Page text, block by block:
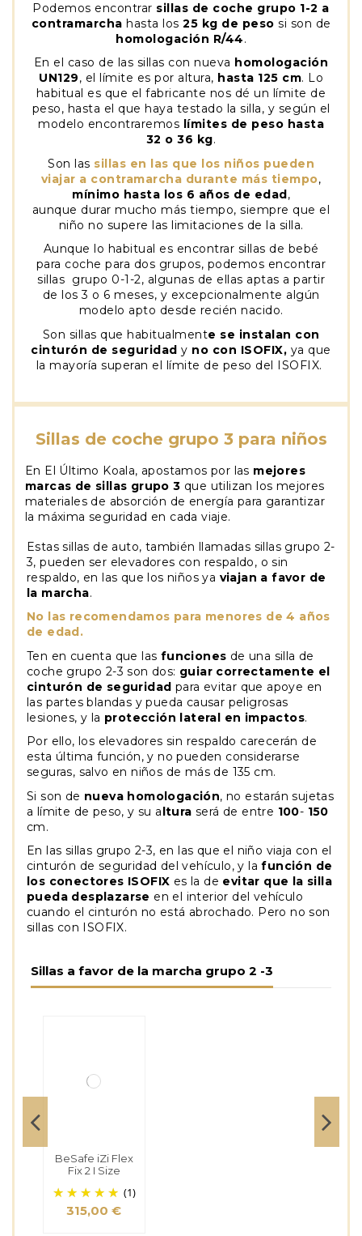
Podemos encontrar sillas de coche grupo 1-2 a
contramarcha hasta los 25 kg de peso si son de
homologación R/44.
En el caso de las sillas con nueva homologación
UN129, el límite es por altura, hasta 125 cm. Lo
habitual es que el fabricante nos dé un límite de
peso, hasta el que haya testado la silla, y según el
modelo encontraremos límites de peso hasta
32 o 36 kg.
Son las sillas en las que los niños pueden
viajar a contramarcha durante más tiempo,
mínimo hasta los 6 años de edad,
aunque durar mucho más tiempo, siempre que el
niño no supere las limitaciones de la silla.
Aunque lo habitual es encontrar sillas de bebé
para coche para dos grupos, podemos encontrar
sillas grupo 0-1-2, algunas de ellas aptas a partir
de los 3 o 6 meses, y excepcionalmente algún
modelo apto desde recién nacido.
Son sillas que habitualmente se instalan con
cinturón de seguridad y no con ISOFIX, ya que
la mayoría superan el límite de peso del ISOFIX.
Sillas de coche grupo 3 para niños
En El Último Koala, apostamos por las mejores
marcas de sillas grupo 3 que utilizan los mejores
materiales de absorción de energía para garantizar
la máxima seguridad en cada viaje.
Estas sillas de auto, también llamadas sillas grupo 2-
3, pueden ser elevadores con respaldo, o sin
respaldo, en las que los niños ya viajan a favor de
la marcha.
No las recomendamos para menores de 4 años
de edad.
Ten en cuenta que las funciones de una silla de
coche grupo 2-3 son dos: guiar correctamente el
cinturón de seguridad para evitar que apoye en
las partes blandas y pueda causar peligrosas
lesiones, y la protección lateral en impactos.
Por ello, los elevadores sin respaldo carecerán de
esta última función, y no pueden considerarse
seguras, salvo en niños de más de 135 cm.
Si son de nueva homologación, no estarán sujetas
a límite de peso, y su altura será de entre 100- 150
cm.
En las sillas grupo 2-3, en las que el niño viaja con el
cinturón de seguridad del vehículo, y la función de
los conectores ISOFIX es la de evitar que la silla
pueda desplazarse en el interior del vehículo
cuando el cinturón no está abrochado. Pero no son
sillas con ISOFIX.
Sillas a favor de la marcha grupo 2 -3
BeSafe iZi Flex
Fix 2 I Size
(1)
315,00 €